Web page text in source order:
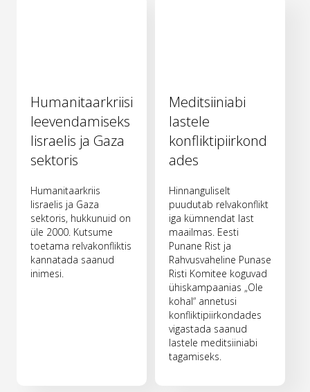
Humanitaarkriisi
leevendamiseks
Iisraelis ja Gaza
sektoris
Humanitaarkriis
Iisraelis ja Gaza
sektoris, hukkunuid on
üle 2000. Kutsume
toetama relvakonfliktis
kannatada saanud
inimesi.
Meditsiiniabi
lastele
konfliktipiirkond
ades
Hinnanguliselt
puudutab relvakonflikt
iga kümnendat last
maailmas. Eesti
Punane Rist ja
Rahvusvaheline Punase
Risti Komitee koguvad
ühiskampaanias „Ole
kohal“ annetusi
konfliktipiirkondades
vigastada saanud
lastele meditsiiniabi
tagamiseks.